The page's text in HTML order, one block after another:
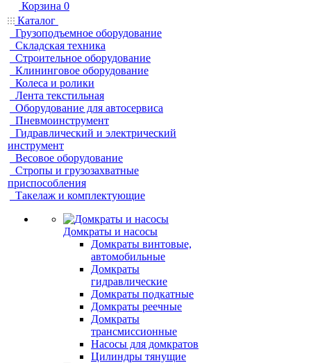
Корзина 0
Каталог
Грузоподъемное оборудование
Складская техника
Строительное оборудование
Клининговое оборудование
Колеса и ролики
Лента текстильная
Оборудование для автосервиса
Пневмоинструмент
Гидравлический и электрический
инструмент
Весовое оборудование
Стропы и грузозахватные
приспособления
Такелаж и комплектующие
Домкраты и насосы
Домкраты винтовые,
автомобильные
Домкраты
гидравлические
Домкраты подкатные
Домкраты реечные
Домкраты
трансмиссионные
Насосы для домкратов
Цилиндры тянущие